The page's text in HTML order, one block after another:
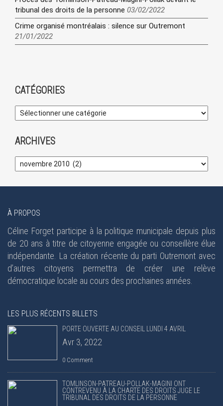
tribunal des droits de la personne 03/02/2022
Crime organisé montréalais : silence sur Outremont
21/01/2022
CATÉGORIES
ARCHIVES
À PROPOS
Céline Forget participe à la politique municipale depuis plus
de 20 ans à titre de citoyenne engagée ou conseillère élue
indépendante. La création récente du parti Outremont avec
d’autres citoyens permettra de créer une relève
démocratique locale au cours des prochaines années.
LES PLUS RÉCENTS BILLETS
PORTE OUVERTE AU CONSEIL LUNDI 4 AVRIL
Avr 3, 2022
0 Comment
TOMLINSON-PATREAU-POLLAK-MAGINI ONT
CONTREVENU À LA CHARTE DES DROITS JUGE LE
TRIBUNAL DES DROITS DE LA PERSONNE